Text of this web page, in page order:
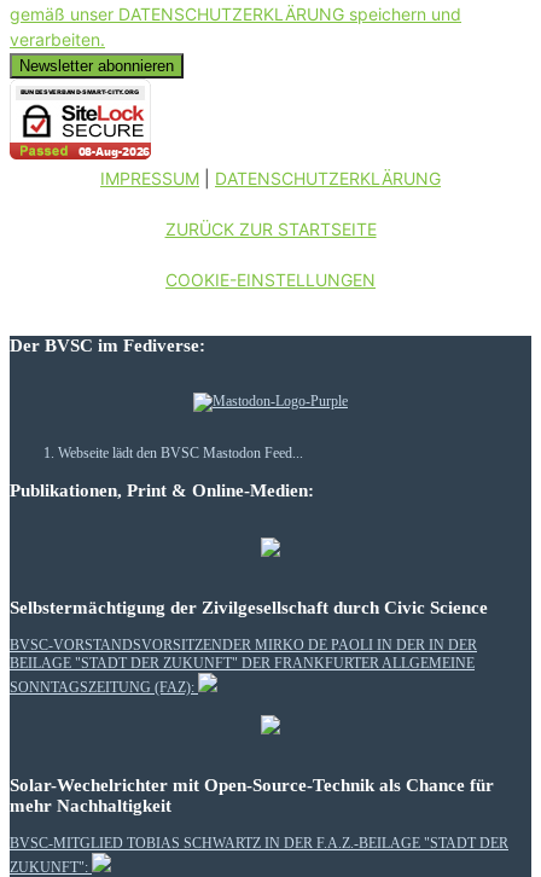
gemäß unser DATENSCHUTZERKLÄRUNG speichern und
verarbeiten.
IMPRESSUM DATENSCHUTZERKLÄRUNG
ZURÜCK ZUR STARTSEITE
COOKIE-EINSTELLUNGEN
Der BVSC im Fediverse:
Webseite lädt den BVSC Mastodon Feed...
Publikationen, Print & Online-Medien:
Selbstermächtigung der Zivilgesellschaft durch Civic Science
BVSC-VORSTANDSVORSITZENDER MIRKO DE PAOLI IN DER IN DER
BEILAGE "STADT DER ZUKUNFT" DER FRANKFURTER ALLGEMEINE
SONNTAGSZEITUNG (FAZ):
Solar-Wechelrichter mit Open-Source-Technik als Chance für
mehr Nachhaltigkeit
BVSC-MITGLIED TOBIAS SCHWARTZ IN DER F.A.Z.-BEILAGE "STADT DER
ZUKUNFT":